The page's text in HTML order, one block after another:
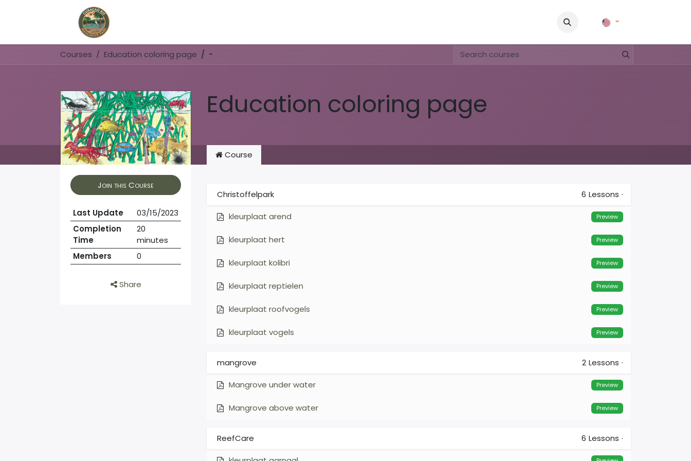
FAQ & Regulations
Courses Education coloring page -
Education coloring page
Join this Course
Last Update
03/15/2023
Completion
Time
20
minutes
Members
0
Share
Course
Christoffelpark 6 Lessons ·
kleurplaat arend Preview
kleurplaat hert Preview
kleurplaat kolibri Preview
kleurplaat reptielen Preview
kleurplaat roofvogels Preview
kleurplaat vogels Preview
mangrove 2 Lessons ·
Mangrove under water Preview
Mangrove above water Preview
ReefCare 6 Lessons ·